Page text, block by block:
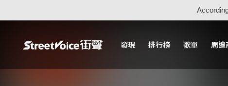
發現 排行榜 歌單 周邊